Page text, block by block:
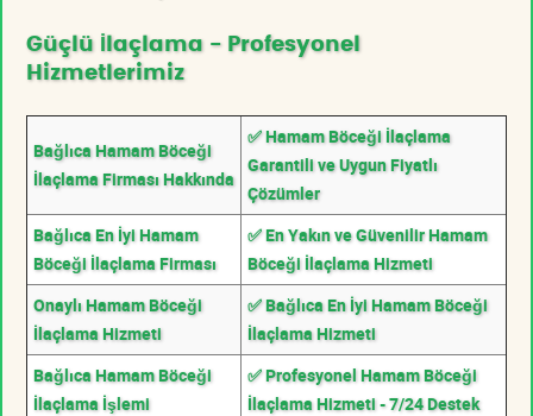
Güçlü İlaçlama - Profesyonel
Hizmetlerimiz
Bağlıca Hamam Böceği
İlaçlama Firması Hakkında
✅ Hamam Böceği İlaçlama
Garantili ve Uygun Fiyatlı
Çözümler
Bağlıca En İyi Hamam
Böceği İlaçlama Firması
✅ En Yakın ve Güvenilir Hamam
Böceği İlaçlama Hizmeti
Onaylı Hamam Böceği
İlaçlama Hizmeti
✅ Bağlıca En İyi Hamam Böceği
İlaçlama Hizmeti
Bağlıca Hamam Böceği
İlaçlama İşlemi
✅ Profesyonel Hamam Böceği
İlaçlama Hizmeti - 7/24 Destek